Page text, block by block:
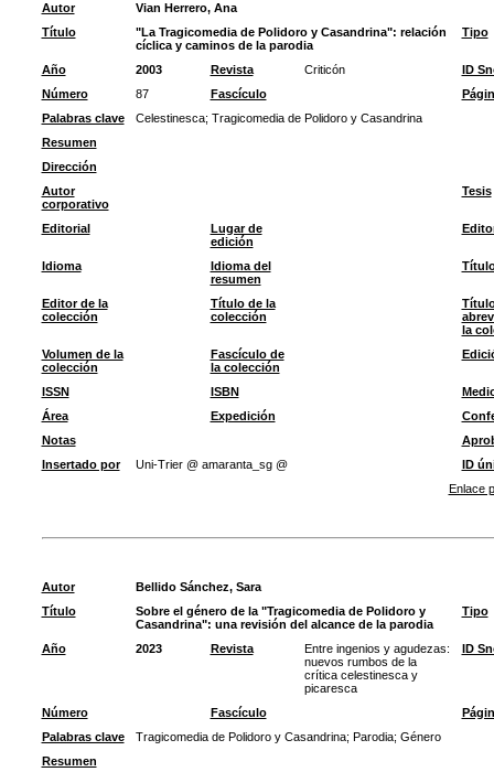
Autor
Vian Herrero, Ana
Título
"La Tragicomedia de Polidoro y Casandrina": relación
cíclica y caminos de la parodia
Tipo
Año 2003 Revista Criticón
ID
Número
87 Fascículo
Palabras clave
Celestinesca; Tragicomedia de Polidoro y Casandrina
Resumen
Dirección
Autor
corporativo
Tesis
Editorial
Lugar de
edición
Idioma
Idioma del
resumen
Editor de la
colección
Título de la
colección
la
Volumen de la
colección
Fascículo de
la colección
ISSN ISBN
Área
Expedición
Notas
Insertado por
Uni-Trier @ amaranta_sg @
ID
Enlace
Autor
Bellido Sánchez, Sara
Título
Sobre el género de la "Tragicomedia de Polidoro y
Casandrina": una revisión del alcance de la parodia
Tipo
Año 2023 Revista
Entre ingenios y agudezas:
nuevos rumbos de la
crítica celestinesca y
picaresca
ID
Número Fascículo
Palabras clave
Tragicomedia de Polidoro y Casandrina; Parodia; Género
Resumen